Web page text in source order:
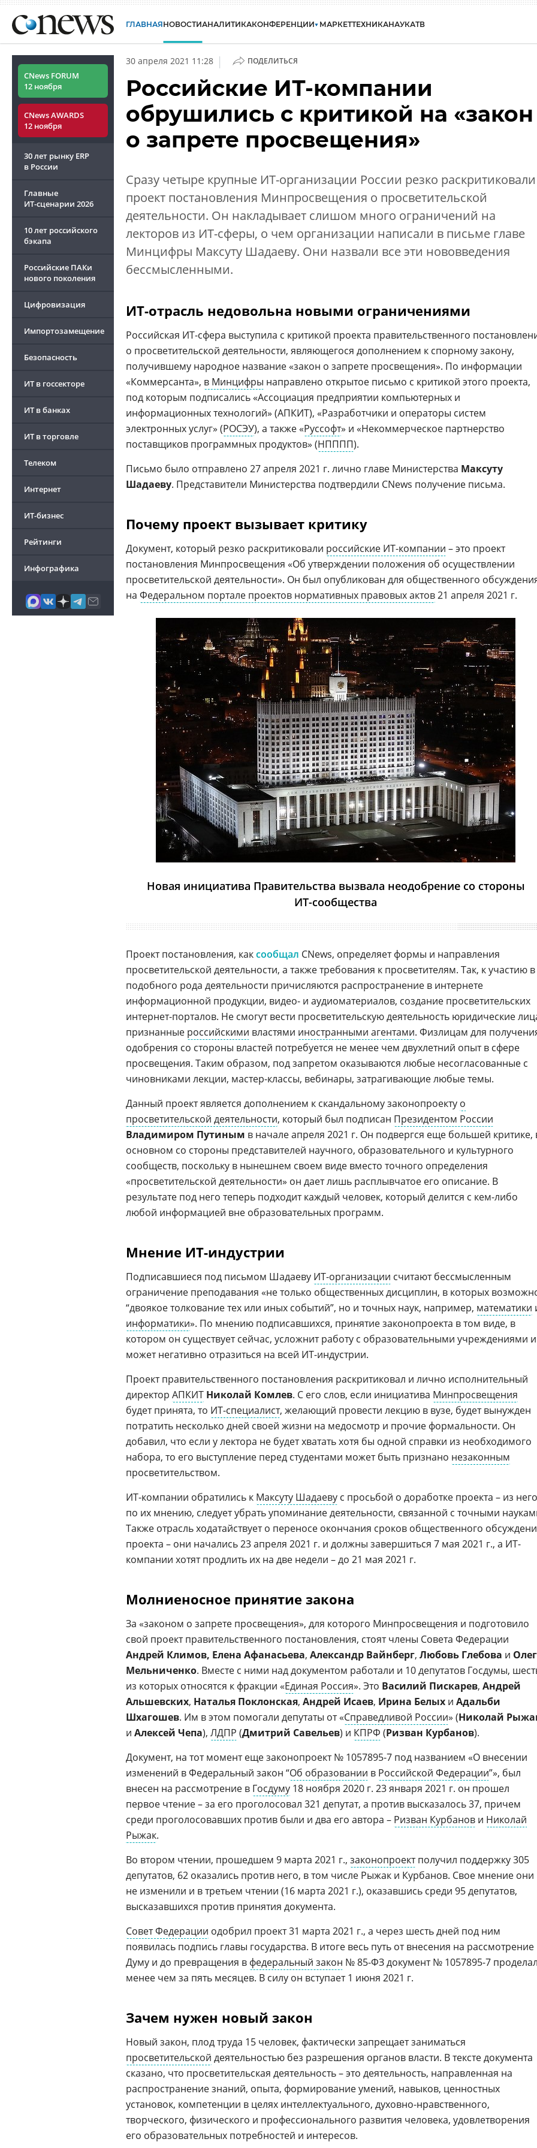
ГЛАВНАЯНОВОСТИАНАЛИТИКАКОНФЕРЕНЦИИ МАРКЕТТЕХНИКАНАУКАТВ
CNews FORUM
12 ноября
CNews AWARDS
12 ноября
30 лет рынку ERP
в России
Главные
ИТ-сценарии 2026
10 лет российского
бэкапа
Российские ПАКи
нового поколения
Цифровизация
Импортозамещение
Безопасность
ИТ в госсекторе
ИТ в банках
ИТ в торговле
Телеком
Интернет
ИТ-бизнес
Рейтинги
Инфографика
30 апреля 2021 11:28 | ПОДЕЛИТЬСЯ
Российские ИТ-компании
обрушились с критикой на «закон
о запрете просвещения»
Сразу четыре крупные ИТ-организации России резко раскритиковали
проект постановления Минпросвещения о просветительской
деятельности. Он накладывает слишом много ограничений на
лекторов из ИТ-сферы, о чем организации написали в письме главе
Минцифры Максуту Шадаеву. Они назвали все эти нововведения
бессмысленными.
ИТ-отрасль недовольна новыми ограничениями
Российская ИТ-сфера выступила с критикой проекта правительственного
о просветительской деятельности, являющегося дополнением к спорному закону,
получившему народное название «закон о запрете просвещения». По информации
«Коммерсанта», в Минцифры направлено открытое письмо с критикой этого проекта,
под которым подписались «Ассоциация предприятии компьютерных и
информационных технологий» (АПКИТ), «Разработчики и операторы систем
электронных услуг» (РОСЭУ), а также «Руссофт» и «Некоммерческое партнерство
поставщиков программных продуктов» (НПППП).
Письмо было отправлено 27 апреля 2021 г. лично главе Министерства Максуту
Шадаеву. Представители Министерства подтвердили CNews получение письма.
Почему проект вызывает критику
Документ, который резко раскритиковали российские ИТ-компании – это проект
постановления Минпросвещения «Об утверждении положения об осуществлении
просветительской деятельности». Он был опубликован для общественного
на Федеральном портале проектов нормативных правовых актов21 апреля 2021 г.
Новая инициатива Правительства вызвала неодобрение со стороны
ИТ-сообщества
Проект постановления, каксообщал CNews, определяет формы и направления
просветительской деятельности, а также требования к просветителям. Так, к участию в
подобного рода деятельности причисляются распространение в интернете
информационной продукции, видео- и аудиоматериалов, создание просветительских
интернет-порталов. Не смогут вести просветительскую деятельность юридические
признанные российскими властями иностранными агентами. Физлицам для
одобрения со стороны властей потребуется не менее чем двухлетний опыт в сфере
просвещения. Таким образом, под запретом оказываются любые несогласованные с
чиновниками лекции, мастер-классы, вебинары, затрагивающие любые темы.
Данный проект является дополнением к скандальному законопроекту о
просветительской деятельности, который был подписан Президентом России
Владимиром Путиным в начале апреля 2021 г. Он подвергся еще большей критике,
основном со стороны представителей научного, образовательного и культурного
сообществ, поскольку в нынешнем своем виде вместо точного определения
«просветительской деятельности» он дает лишь расплывчатое его описание. В
результате под него теперь подходит каждый человек, который делится с кем-либо
любой информацией вне образовательных программ.
Мнение ИТ-индустрии
Подписавшиеся под письмом Шадаеву ИТ-организации считают бессмысленным
ограничение преподавания «не только общественных дисциплин, в которых
“двоякое толкование тех или иных событий”, но и точных наук, например, математики
информатики». По мнению подписавшихся, принятие законопроекта в том виде, в
котором он существует сейчас, усложнит работу с образовательными учреждениями и
может негативно отразиться на всей ИТ-индустрии.
Проект правительственного постановления раскритиковал и лично исполнительный
директор АПКИТ Николай Комлев. С его слов, если инициатива Минпросвещения
будет принята, то ИТ-специалист, желающий провести лекцию в вузе, будет вынужден
потратить несколько дней своей жизни на медосмотр и прочие формальности. Он
добавил, что если у лектора не будет хватать хотя бы одной справки из необходимого
набора, то его выступление перед студентами может быть признано незаконным
просветительством.
ИТ-компании обратились к Максуту Шадаеву с просьбой о доработке проекта – из
по их мнению, следует убрать упоминание деятельности, связанной с точными
Также отрасль ходатайствует о переносе окончания сроков общественного
проекта – они начались 23 апреля 2021 г. и должны завершиться 7 мая 2021 г., а ИТ-
компании хотят продлить их на две недели – до 21 мая 2021 г.
Молниеносное принятие закона
За «законом о запрете просвещения», для которого Минпросвещения и подготовило
свой проект правительственного постановления, стоят члены Совета Федерации
Андрей Климов, Елена Афанасьева, Александр Вайнберг, Любовь Глебова и Олег
Мельниченко. Вместе с ними над документом работали и 10 депутатов Госдумы,
из которых относятся к фракции «Единая Россия». Это Василий Пискарев, Андрей
Альшевских, Наталья Поклонская, Андрей Исаев, Ирина Белых и Адальби
Шхагошев. Им в этом помогали депутаты от «Справедливой России» (Николай
и Алексей Чепа), ЛДПР (Дмитрий Савельев) и КПРФ (Ризван Курбанов).
Документ, на тот момент еще законопроект № 1057895-7 под названием «О внесении
изменений в Федеральный закон “Об образовании в Российской Федерации”», был
внесен на рассмотрение в Госдуму 18 ноября 2020 г. 23 января 2021 г. он прошел
первое чтение – за его проголосовал 321 депутат, а против высказалось 37, причем
среди проголосовавших против были и два его автора – Ризван Курбанов и Николай
Рыжак.
Во втором чтении, прошедшем 9 марта 2021 г., законопроектполучил поддержку 305
депутатов, 62 оказались против него, в том числе Рыжак и Курбанов. Свое мнение они
не изменили и в третьем чтении (16 марта 2021 г.), оказавшись среди 95 депутатов,
высказавшихся против принятия документа.
Совет Федерации одобрил проект 31 марта 2021 г., а через шесть дней под ним
появилась подпись главы государства. В итоге весь путь от внесения на рассмотрение
Думу и до превращения в федеральный закон № 85-ФЗ документ № 1057895-7
менее чем за пять месяцев. В силу он вступает 1 июня 2021 г.
Зачем нужен новый закон
Новый закон, плод труда 15 человек, фактически запрещает заниматься
просветительской деятельностью без разрешения органов власти. В тексте документа
сказано, что просветительская деятельность – это деятельность, направленная на
распространение знаний, опыта, формирование умений, навыков, ценностных
установок, компетенции в целях интеллектуального, духовно-нравственного,
творческого, физического и профессионального развития человека, удовлетворения
его образовательных потребностей и интересов.